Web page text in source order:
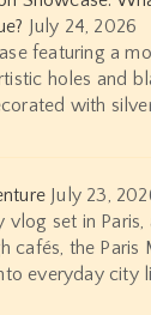
July 24, 2026
featuring a
holes and
with
July 23,
vlog set in Paris,
cafés, the Paris
everyday city